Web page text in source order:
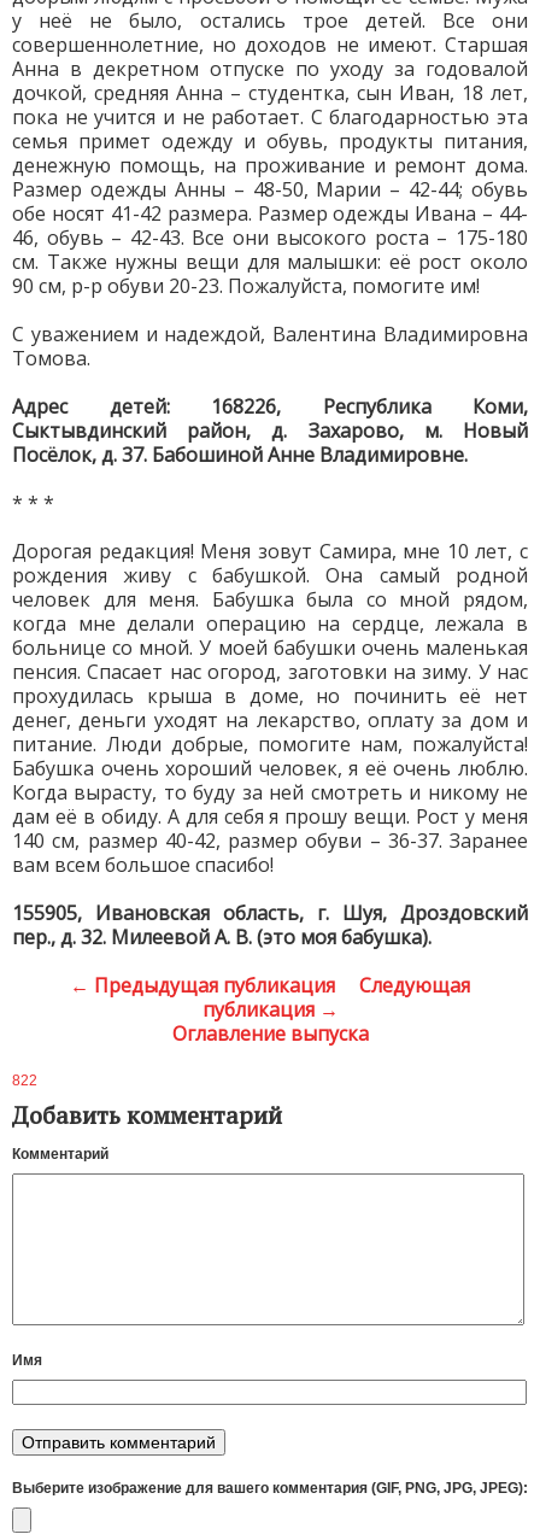
у неё не было, остались трое детей. Все они
совершеннолетние, но доходов не имеют. Старшая
Анна в декретном отпуске по уходу за годовалой
дочкой, средняя Анна – студентка, сын Иван, 18 лет,
пока не учится и не работает. С благодарностью эта
семья примет одежду и обувь, продукты питания,
денежную помощь, на проживание и ремонт дома.
Размер одежды Анны – 48-50, Марии – 42-44; обувь
обе носят 41-42 размера. Размер одежды Ивана – 44-
46, обувь – 42-43. Все они высокого роста – 175-180
см. Также нужны вещи для малышки: её рост около
90 см, р-р обуви 20-23. Пожалуйста, помогите им!
С уважением и надеждой, Валентина Владимировна
Томова.
Адрес детей: 168226, Республика Коми,
Сыктывдинский район, д. Захарово, м. Новый
Посёлок, д. 37. Бабошиной Анне Владимировне.
* * *
Дорогая редакция! Меня зовут Самира, мне 10 лет, с
рождения живу с бабушкой. Она самый родной
человек для меня. Бабушка была со мной рядом,
когда мне делали операцию на сердце, лежала в
больнице со мной. У моей бабушки очень маленькая
пенсия. Спасает нас огород, заготовки на зиму. У нас
прохудилась крыша в доме, но починить её нет
денег, деньги уходят на лекарство, оплату за дом и
питание. Люди добрые, помогите нам, пожалуйста!
Бабушка очень хороший человек, я её очень люблю.
Когда вырасту, то буду за ней смотреть и никому не
дам её в обиду. А для себя я прошу вещи. Рост у меня
140 см, размер 40-42, размер обуви – 36-37. Заранее
вам всем большое спасибо!
155905, Ивановская область, г. Шуя, Дроздовский
пер., д. 32. Милеевой А. В. (это моя бабушка).
← Предыдущая публикация
Следующая
публикация →
Оглавление выпуска
822
Добавить комментарий
Комментарий
Имя
Выберите изображение для вашего комментария (GIF, PNG, JPG, JPEG):